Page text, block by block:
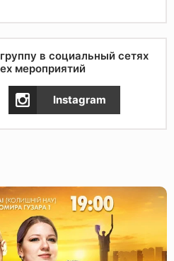
в социальный сетях
мероприятий
Instagram